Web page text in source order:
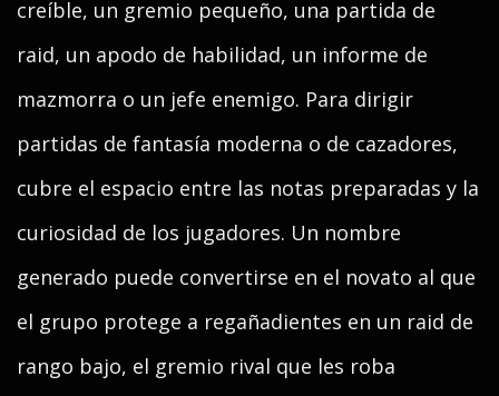
creíble, un gremio pequeño, una partida de
raid, un apodo de habilidad, un informe de
mazmorra o un jefe enemigo. Para dirigir
partidas de fantasía moderna o de cazadores,
cubre el espacio entre las notas preparadas y la
curiosidad de los jugadores. Un nombre
generado puede convertirse en el novato al que
el grupo protege a regañadientes en un raid de
rango bajo, el gremio rival que les roba